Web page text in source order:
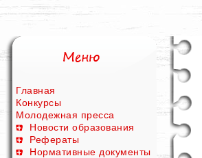
Главная
Конкурсы
Молодежная пресса
Новости образования
Рефераты
Нормативные документы